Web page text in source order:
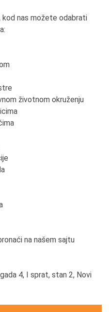
kod nas možete odabrati
životnom okruženju
na našem sajtu
4, I sprat, stan 2, Novi